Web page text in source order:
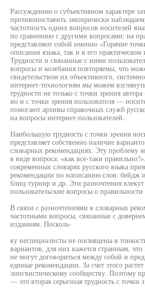
Рассуждению о субъективном характере
противопоставить эмпирически
частотность одних вопросов носителей
по сравнению с другими вопросами: на
представляют собой именно «Горячие
описании языка, так и в его практическом
Трудности и связанные с ними
вопросы и колебания повторяемы, что
свидетельством их объективного,
интернет-технологиям мы можем
трудности не только с точки зрения
но и с точки зрения пользователя —
помогают архивы справочных служб
на вопросы интернет-пользователей.
Наибольшую трудность с точки зрения
представляет собственно наличие
словарных рекомендациях. Эту проблему
в виде вопроса: «как все-таки
современных словарях русского языка
рекомендации по написанию слов: бейдж
блиц-турнир и др. Эти разночтения
пользовательские вопросы о
В связи с разночтениями в словарных
частотными вопросы, связанные с
изданиям. Посколь-
ку неспециалисты не посвящены в
вариантов, для них кажется странным, что
не могут договориться между собой и
единые рекомендации. За счет этого
лингвистическому сообществу. Поэтому
— это вторая серьезная трудность с точки